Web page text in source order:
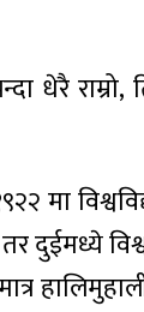
धेरै राम्रो,
मा
दुईमध्ये